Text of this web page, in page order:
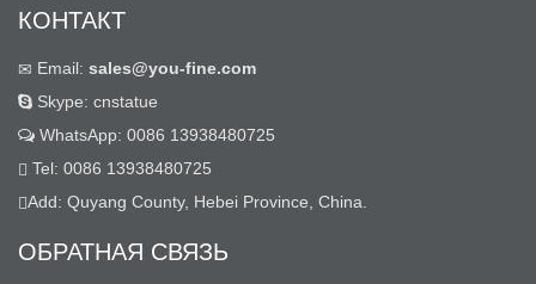
КОНТАКТ
Email: sales@you-fine.com
Skype: cnstatue
WhatsApp: 0086 13938480725
Tel: 0086 13938480725
Add: Quyang County, Hebei Province, China.
ОБРАТНАЯ СВЯЗЬ